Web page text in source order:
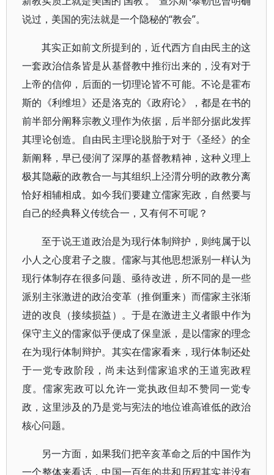
说过，美国的宪法就是一个隐秘的“教会”。
其实正如前文所提到的，近代西方自由民主的这
一套政治信条皆是从基督教中推衍出来的，没有对于
上帝的信仰，后面的一切理论皆不可能。不论是霍布
斯的《利维坦》还是洛克的《政府论》，都是在书的
前半部分阐释宗教义理作为依据，后半部分据此发挥
其理论创造。自由民主理论脱胎于对于《圣经》的全
新阐释，早已侵润了深厚的基督教精神，这种义理上
极其隐蔽的政教合一与其组织上泾渭分明的政教分离
恰好相辅相成。如今我们要建立儒家宪政，自然要与
自己的经典释义传统合一，又有何不可呢？
至于说王道政治是为现行体制辩护，则纯属于以
小人之心度君子之腹。儒家与其他思想派别一样认为
现行体制存在很多问题、亟待改进，所不同的是一些
派别主张激进的政治变革（推倒重来）而儒家主张渐
进的改良（接续损益）。于是在激进主义者眼中作为
保守主义的儒家似乎便成了保皇派，是以儒家的理念
在为现行体制辩护。其实在儒家看来，现行体制还处
于一党专政阶段，尚未达到儒家追求的王道宪政程
度。儒家宪政可以允许一党执政但却不赞同一党专
政，这里涉及的乃是党与宪法的地位谁高谁低的政治
核心问题。
另一方面，如果我们把辛亥革命之后的中国作为
一个整体来看话，中国一百年的共和历程其实并没有